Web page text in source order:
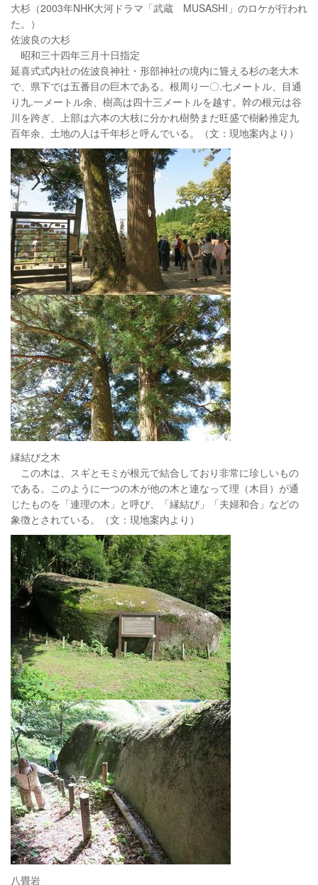
大杉（2003年NHK大河ドラマ「武蔵 MUSASHI」のロケが行われ
た。）
佐波良の大杉
昭和三十四年三月十日指定
延喜式式内社の佐波良神社・形部神社の境内に聳える杉の老大木
で、県下では五番目の巨木である。根周り一〇.七メートル、目通
り九.一メートル余、樹高は四十三メートルを越す。幹の根元は谷
川を跨ぎ、上部は六本の大枝に分かれ樹勢まだ旺盛で樹齢推定九
百年余、土地の人は千年杉と呼んでいる。（文：現地案内より）
縁結び之木
この木は、スギとモミが根元で結合しており非常に珍しいもの
である。このように一つの木が他の木と連なって理（木目）が通
じたものを「連理の木」と呼び、「縁結び」「夫婦和合」などの
象徴とされている。（文：現地案内より）
八畳岩